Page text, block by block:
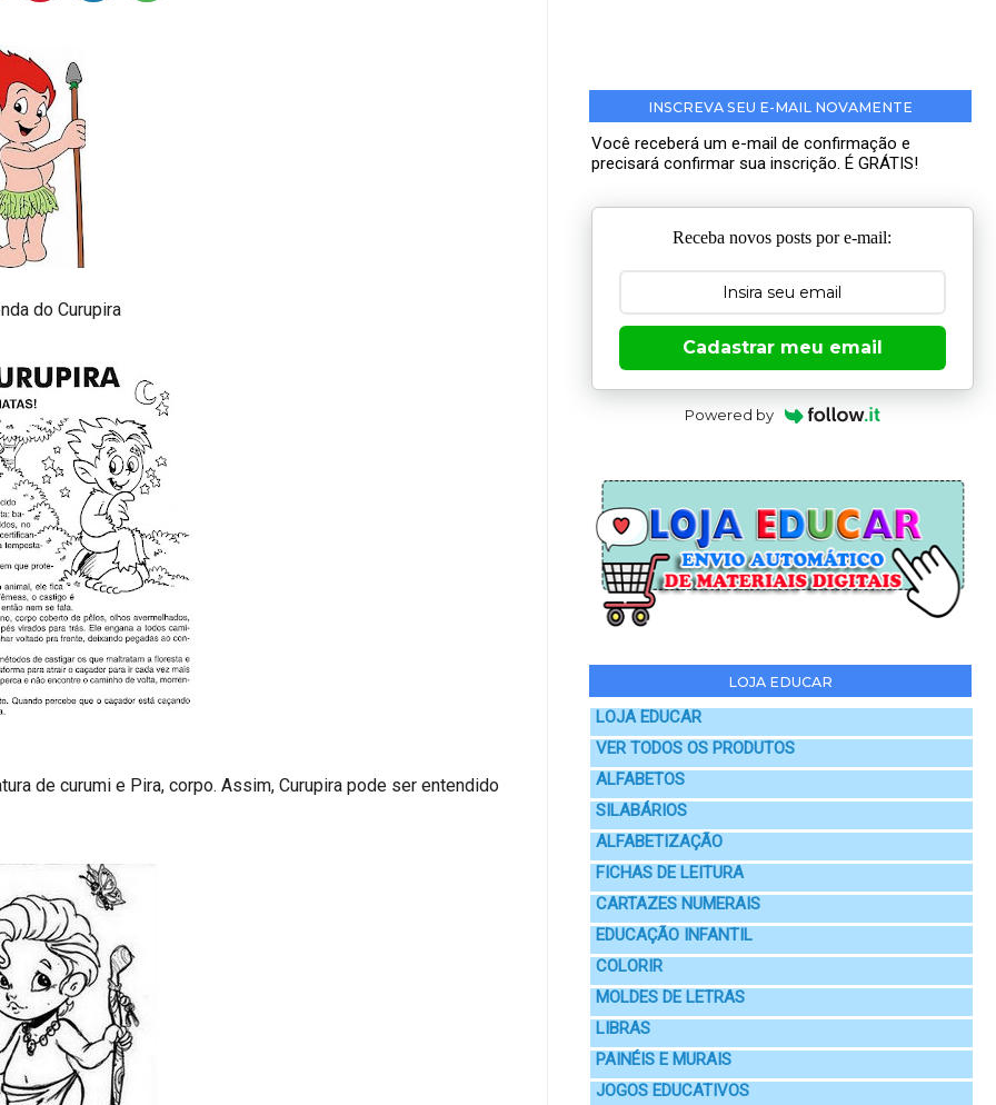
do Curupira
de curumi e Pira, corpo. Assim, Curupira pode ser entendido
INSCREVA SEU E-MAIL NOVAMENTE
Você receberá um e-mail de confirmação e
precisará confirmar sua inscrição. É GRÁTIS!
Receba novos posts por e-mail:
Cadastrar meu email
Powered by
LOJA EDUCAR
LOJA EDUCAR
VER TODOS OS PRODUTOS
ALFABETOS
SILABÁRIOS
ALFABETIZAÇÃO
FICHAS DE LEITURA
CARTAZES NUMERAIS
EDUCAÇÃO INFANTIL
COLORIR
MOLDES DE LETRAS
LIBRAS
PAINÉIS E MURAIS
JOGOS EDUCATIVOS